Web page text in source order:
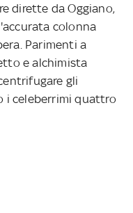
dirette da Oggiano,
colonna
Parimenti a
e alchimista
gli
i celeberrimi quattro